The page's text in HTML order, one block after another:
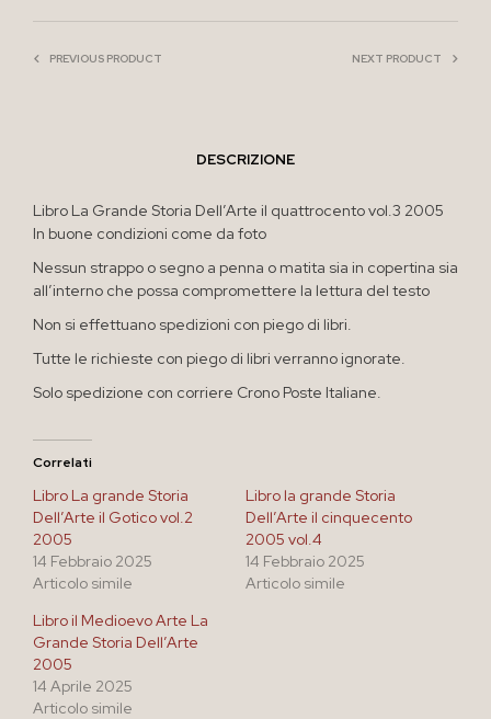
PREVIOUS PRODUCT NEXT PRODUCT
DESCRIZIONE
Libro La Grande Storia Dell’Arte il quattrocento vol.3 2005
In buone condizioni come da foto
Nessun strappo o segno a penna o matita sia in copertina sia
all’interno che possa compromettere la lettura del testo
Non si effettuano spedizioni con piego di libri.
Tutte le richieste con piego di libri verranno ignorate.
Solo spedizione con corriere Crono Poste Italiane.
Correlati
Libro La grande Storia
Dell’Arte il Gotico vol.2
2005
14 Febbraio 2025
Articolo simile
Libro la grande Storia
Dell’Arte il cinquecento
2005 vol.4
14 Febbraio 2025
Articolo simile
Libro il Medioevo Arte La
Grande Storia Dell’Arte
2005
14 Aprile 2025
Articolo simile